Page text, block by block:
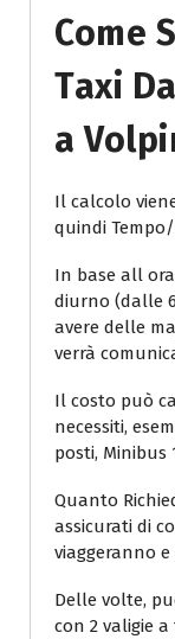
Come
Taxi
A
Il calcolo
quindi
In base all
diurno (dalle
avere delle
verrà
Il costo può
necessiti,
posti, Minibus
Quanto
assicurati di
viaggeranno
Delle volte,
con 2 valigie